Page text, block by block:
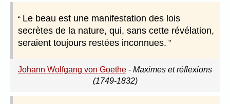
Le beau est une manifestation des lois
secrètes de la nature, qui, sans cette révélation,
seraient toujours restées inconnues.
Johann Wolfgang von Goethe - Maximes et réflexions
(1749-1832)